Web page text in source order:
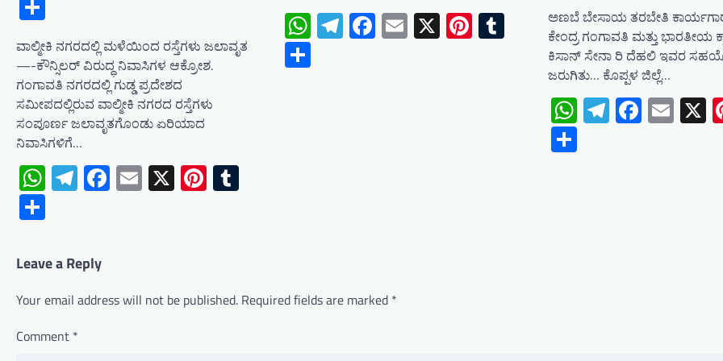
ವಾಲ್ಮೀಕಿ ನಗರದಲ್ಲಿ ಮಳೆಯಿಂದ ರಸ್ತೆಗಳು ಜಲಾವೃತ
—-ಕೌನ್ಸಿಲರ್ ವಿರುದ್ಧ ನಿವಾಸಿಗಳ ಆಕ್ರೋಶ.
ಗಂಗಾವತಿ ನಗರದಲ್ಲಿ ಗುಡ್ಡ ಪ್ರದೇಶದ
ಸಮೀಪದಲ್ಲಿರುವ ವಾಲ್ಮೀಕಿ ನಗರದ ರಸ್ತೆಗಳು
ಸಂಪೂರ್ಣ ಜಲಾವೃತಗೊಂಡು ಏರಿಯಾದ
ನಿವಾಸಿಗಳಿಗೆ…
WhatsApp
Telegram
Facebook
Email
X Pinterest
WhatsApp
Telegram
Facebook
Email
X Pinterest
Tumblr
ಅಣಬೆ ಬೇಸಾಯ ತರಬೇತಿ ಕಾರ್ಯಗಾರ
ಕೇಂದ್ರ ಗಂಗಾವತಿ ಮತ್ತು ಭಾರತೀಯ
ಕಿಸಾನ್ ಸೇನಾ ರಿ ದೆಹಲಿ ಇವರ
ಜರುಗಿತು… ಕೊಪ್ಪಳ ಜಿಲ್ಲೆ…
WhatsApp
TelegramX
Share
Leave a Reply
Your email address will not be published. Required fields are marked *
Comment *